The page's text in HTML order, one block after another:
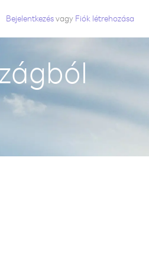
Bejelentkezésvagy Fiók létrehozása